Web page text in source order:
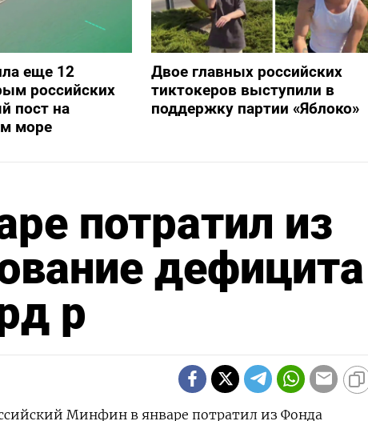
еще 12
российских
пост на
море
Двое главных российских
тиктокеров выступили в
поддержку партии «Яблоко»
потратил из
дефицита
р
Минфин в январе потратил из Фонда